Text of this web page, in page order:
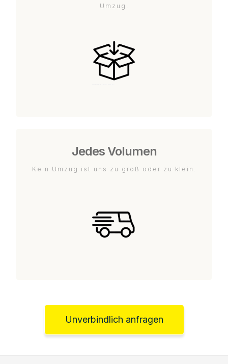
Umzug.
Jedes Volumen
Kein Umzug ist uns zu groß oder zu klein.
Unverbindlich anfragen